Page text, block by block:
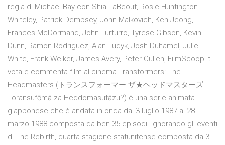
regia di Michael Bay con Shia LaBeouf, Rosie Huntington-
Whiteley, Patrick Dempsey, John Malkovich, Ken Jeong,
Frances McDormand, John Turturro, Tyrese Gibson, Kevin
Dunn, Ramon Rodriguez, Alan Tudyk, Josh Duhamel, Julie
White, Frank Welker, James Avery, Peter Cullen, FilmScoop.it
vota e commenta film al cinema Transformers: The
Headmasters (トランスフォーマー ザ★ヘッドマスターズ
Toransufōmā za Heddomasutāzu?) è una serie animata
giapponese che è andata in onda dal 3 luglio 1987 al 28
marzo 1988 composta da ben 35 episodi. Ignorando gli eventi
di The Rebirth, quarta stagione statunitense composta da 3